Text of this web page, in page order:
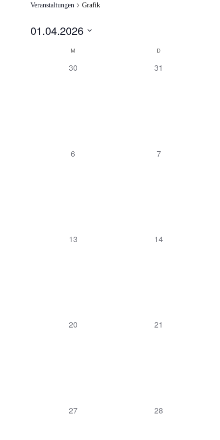
Veranstaltungen Grafik
01.04.2026
KalenderM D
0
30
0
31
0
6
0
7
0
13
0
14
0
20
0
21
0
27
0
28